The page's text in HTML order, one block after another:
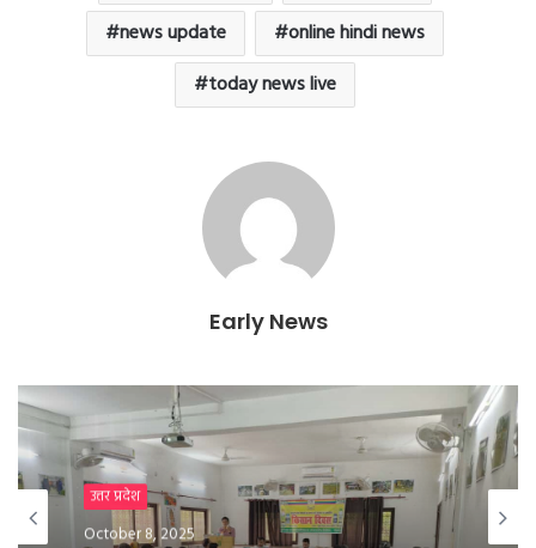
news update
online hindi news
today news live
Early News
उत्तर प्रदेश
January 25, 2025